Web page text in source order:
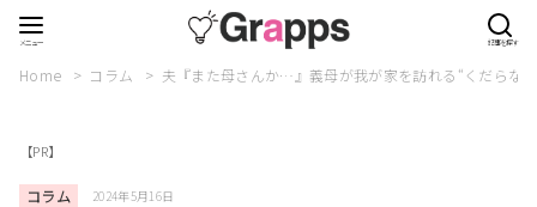
Home コラム 夫『また母さんか…』義母が我が家を訪れる“くだら
【PR】
コラム 2024年5月16日